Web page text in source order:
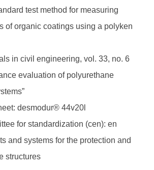
test method for measuring
of organic coatings using a polyken
in civil engineering, vol. 33, no. 6
evaluation of polyurethane
desmodur® 44v20l
for standardization (cen): en
and systems for the protection and
structures